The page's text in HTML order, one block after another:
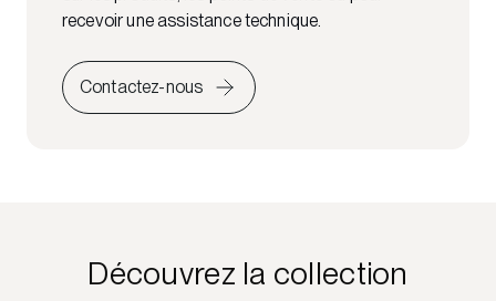
recevoir une assistance technique.
Contactez-nous
Découvrez la collection